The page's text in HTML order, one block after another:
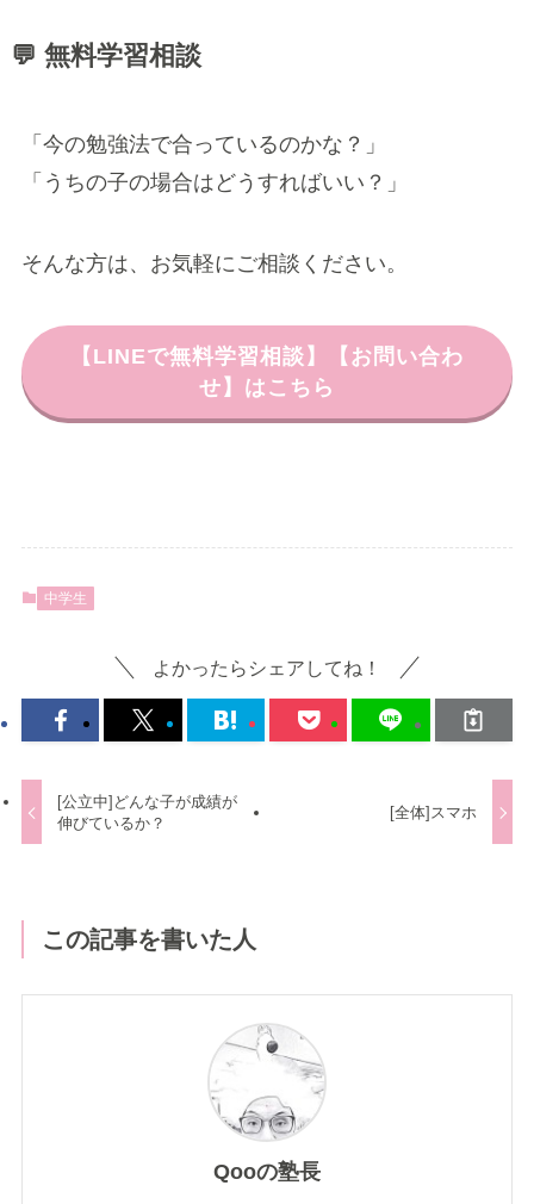
💬 無料学習相談
「今の勉強法で合っているのかな？」
「うちの子の場合はどうすればいい？」
そんな方は、お気軽にご相談ください。
【LINEで無料学習相談】【お問い合わ
せ】はこちら
中学生
よかったらシェアしてね！
[公立中]どんな子が成績が
伸びているか？
[全体]スマホ
この記事を書いた人
Qooの塾長